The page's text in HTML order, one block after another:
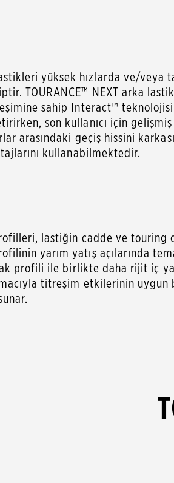
yüksek hızlarda ve/
TOURANCE™ NEXT arka
sahip Interact™
son kullanıcı için
arasındaki geçiş hissini
kullanabilmektedir.
lastiğin cadde ve
yarım yatış açılarında
profili ile birlikte daha rijit iç
titreşim etkilerinin uygun